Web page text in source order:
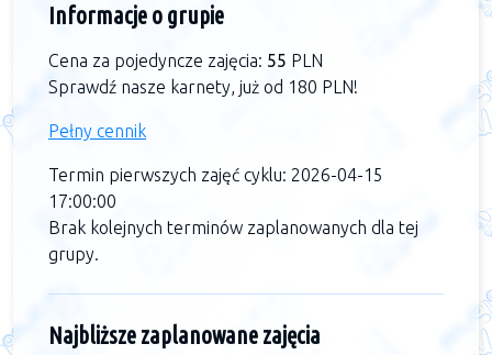
Informacje o grupie
Cena za pojedyncze zajęcia: 55 PLN
Sprawdź nasze karnety, już od 180 PLN!
Pełny cennik
Termin pierwszych zajęć cyklu: 2026-04-15
17:00:00
Brak kolejnych terminów zaplanowanych dla tej
grupy.
Najbliższe zaplanowane zajęcia